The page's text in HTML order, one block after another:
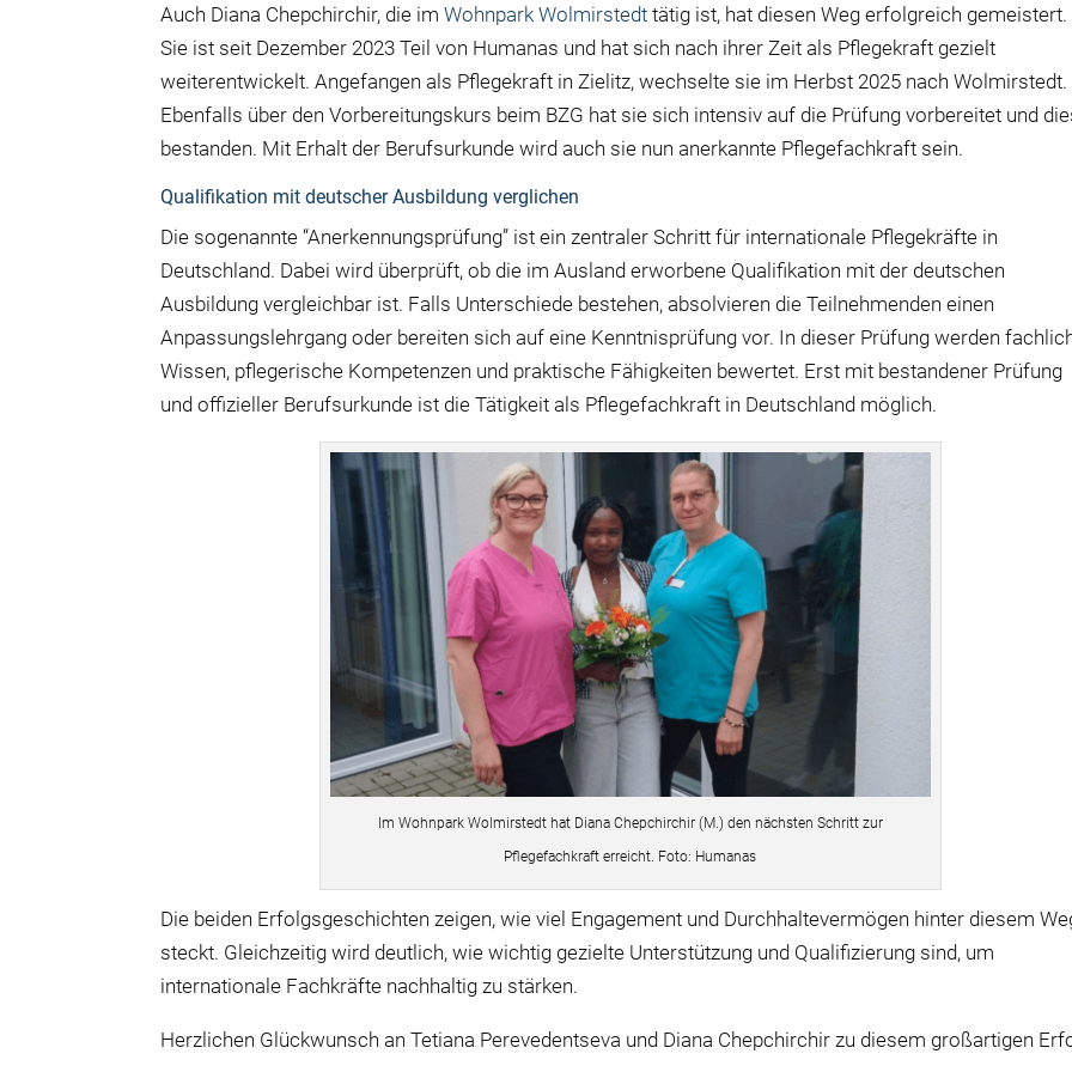
Auch Diana Chepchirchir, die imWohnpark Wolmirstedt tätig ist, hat diesen Weg erfolgreich gemeistert.
Sie ist seit Dezember 2023 Teil von Humanas und hat sich nach ihrer Zeit als Pflegekraft gezielt
weiterentwickelt. Angefangen als Pflegekraft in Zielitz, wechselte sie im Herbst 2025 nach Wolmirstedt.
Ebenfalls über den Vorbereitungskurs beim BZG hat sie sich intensiv auf die Prüfung vorbereitet und
bestanden. Mit Erhalt der Berufsurkunde wird auch sie nun anerkannte Pflegefachkraft sein.
Qualifikation mit deutscher Ausbildung verglichen
Die sogenannte “Anerkennungsprüfung” ist ein zentraler Schritt für internationale Pflegekräfte in
Deutschland. Dabei wird überprüft, ob die im Ausland erworbene Qualifikation mit der deutschen
Ausbildung vergleichbar ist. Falls Unterschiede bestehen, absolvieren die Teilnehmenden einen
Anpassungslehrgang oder bereiten sich auf eine Kenntnisprüfung vor. In dieser Prüfung werden
Wissen, pflegerische Kompetenzen und praktische Fähigkeiten bewertet. Erst mit bestandener Prüfung
und offizieller Berufsurkunde ist die Tätigkeit als Pflegefachkraft in Deutschland möglich.
Im Wohnpark Wolmirstedt hat Diana Chepchirchir (M.) den nächsten Schritt zur
Pflegefachkraft erreicht. Foto: Humanas
Die beiden Erfolgsgeschichten zeigen, wie viel Engagement und Durchhaltevermögen hinter diesem
steckt. Gleichzeitig wird deutlich, wie wichtig gezielte Unterstützung und Qualifizierung sind, um
internationale Fachkräfte nachhaltig zu stärken.
Herzlichen Glückwunsch an Tetiana Perevedentseva und Diana Chepchirchir zu diesem großartigen